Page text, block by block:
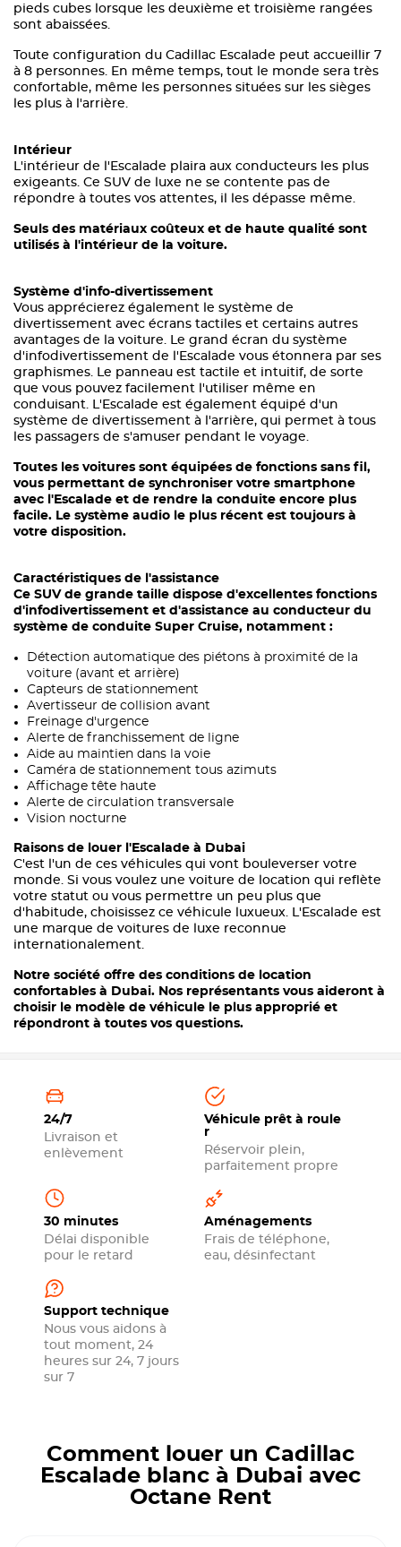
pieds cubes lorsque les deuxième et troisième rangées
sont abaissées.
Toute configuration du Cadillac Escalade peut accueillir 7
à 8 personnes. En même temps, tout le monde sera très
confortable, même les personnes situées sur les sièges
les plus à l'arrière.
Intérieur
L'intérieur de l'Escalade plaira aux conducteurs les plus
exigeants. Ce SUV de luxe ne se contente pas de
répondre à toutes vos attentes, il les dépasse même.
Seuls des matériaux coûteux et de haute qualité sont
utilisés à l'intérieur de la voiture.
Système d'info-divertissement
Vous apprécierez également le système de
divertissement avec écrans tactiles et certains autres
avantages de la voiture. Le grand écran du système
d'infodivertissement de l'Escalade vous étonnera par ses
graphismes. Le panneau est tactile et intuitif, de sorte
que vous pouvez facilement l'utiliser même en
conduisant. L'Escalade est également équipé d'un
système de divertissement à l'arrière, qui permet à tous
les passagers de s'amuser pendant le voyage.
Toutes les voitures sont équipées de fonctions sans fil,
vous permettant de synchroniser votre smartphone
avec l'Escalade et de rendre la conduite encore plus
facile. Le système audio le plus récent est toujours à
votre disposition.
Caractéristiques de l'assistance
Ce SUV de grande taille dispose d'excellentes fonctions
d'infodivertissement et d'assistance au conducteur du
système de conduite Super Cruise, notamment :
Détection automatique des piétons à proximité de la
voiture (avant et arrière)
Capteurs de stationnement
Avertisseur de collision avant
Freinage d'urgence
Alerte de franchissement de ligne
Aide au maintien dans la voie
Caméra de stationnement tous azimuts
Affichage tête haute
Alerte de circulation transversale
Vision nocturne
Raisons de louer l'Escalade à Dubai
C'est l'un de ces véhicules qui vont bouleverser votre
monde. Si vous voulez une voiture de location qui reflète
votre statut ou vous permettre un peu plus que
d'habitude, choisissez ce véhicule luxueux. L'Escalade est
une marque de voitures de luxe reconnue
internationalement.
Notre société offre des conditions de location
confortables à Dubai. Nos représentants vous aideront à
choisir le modèle de véhicule le plus approprié et
répondront à toutes vos questions.
24/7
Livraison et
enlèvement
Véhicule prêt à roule
r
Réservoir plein,
parfaitement propre
30 minutes
Délai disponible
pour le retard
Aménagements
Frais de téléphone,
eau, désinfectant
Support technique
Nous vous aidons à
tout moment, 24
heures sur 24, 7 jours
sur 7
Comment louer un Cadillac
Escalade blanc à Dubai avec
Octane Rent